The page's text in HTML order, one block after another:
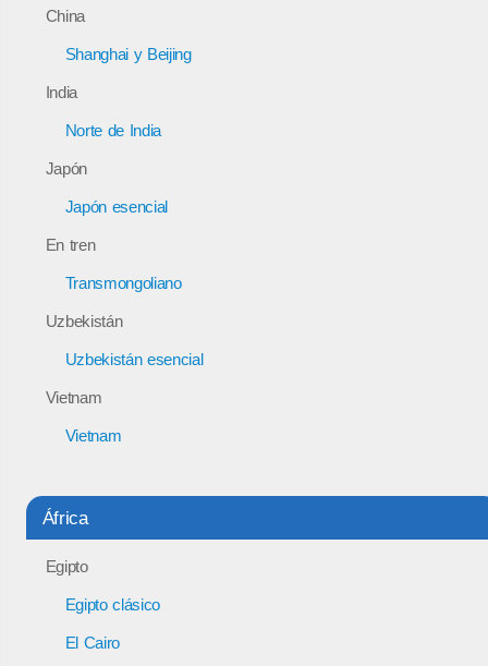
China
Shanghai y Beijing
India
Norte de India
Japón
Japón esencial
En tren
Transmongoliano
Uzbekistán
Uzbekistán esencial
Vietnam
Vietnam
África
Egipto
Egipto clásico
El Cairo